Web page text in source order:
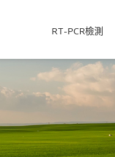
RT-PCR檢測